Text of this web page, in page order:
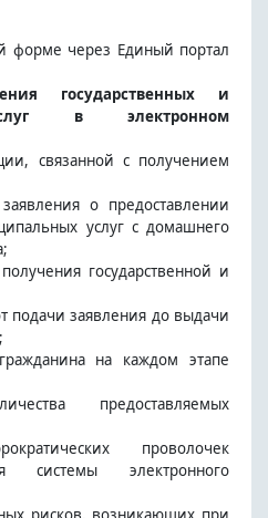
форме через Единый портал
государственных и
в электронном
связанной с получением
о предоставлении
услуг с домашнего
государственной и
подачи заявления до выдачи
на каждом этапе
предоставляемых
проволочек
системы электронного